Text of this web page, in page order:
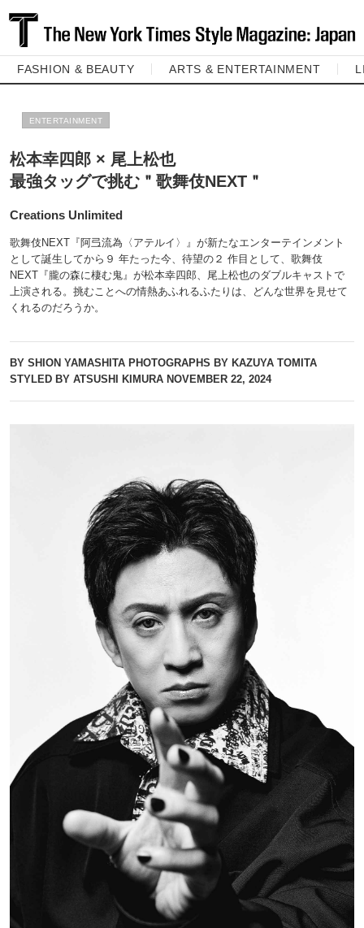
FASHION & BEAUTY ARTS & ENTERTAINMENT
ENTERTAINMENT
松本幸四郎 × 尾上松也
最強タッグで挑む＂歌舞伎NEXT＂
Creations Unlimited
歌舞伎NEXT『阿弖流為〈アテルイ〉』が新たなエンターテインメント
として誕生してから９ 年たった今、待望の２ 作目として、歌舞伎
NEXT『朧の森に棲む鬼』が松本幸四郎、尾上松也のダブルキャストで
上演される。挑むことへの情熱あふれるふたりは、どんな世界を見せて
くれるのだろうか。
BY SHION YAMASHITA PHOTOGRAPHS BY KAZUYA TOMITA
STYLED BY ATSUSHI KIMURANOVEMBER 22, 2024